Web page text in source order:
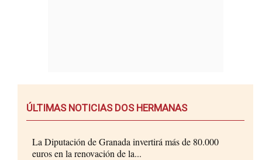
ÚLTIMAS NOTICIAS DOS HERMANAS
La Diputación de Granada invertirá más de 80.000
euros en la renovación de la...